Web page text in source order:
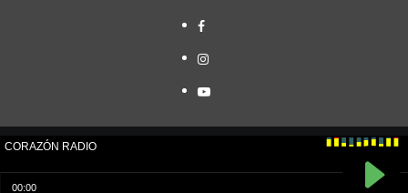
FACEBOOK
INSTAGRAM
YOUTUBE